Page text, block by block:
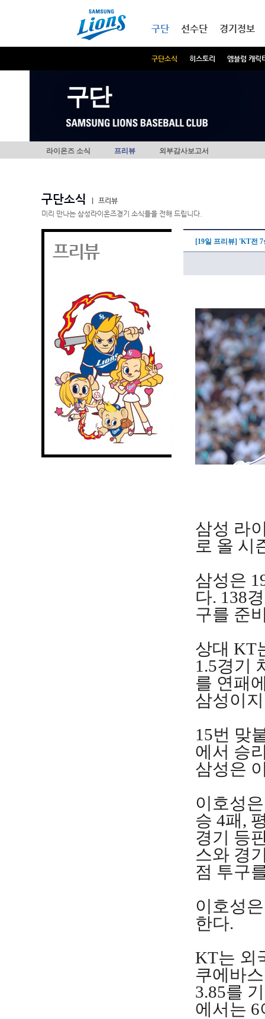
구단
구단소식 히스토리 엠블럼 캐릭
선수단 경기정보
구단
라이온즈 소식 프리뷰 외부감사보고서
구단소식
프리뷰
미리 만나는 삼성라이온즈경기 소식들을 전해 드립니다.
프리뷰 [19일 프리뷰] 'KT전
삼성 라
로 올 시
삼성은
다. 138
구를 준
상대 KT
1.5경기
를 연패
삼성이
15번 맞
에서 승
삼성은
이호성
승 4패,
경기 등
스와 경
점 투구
이호성
한다.
KT는 외
쿠에바
3.85를
에서는